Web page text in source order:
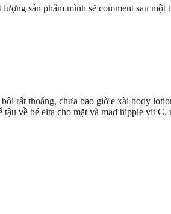
sản phẩm mình sẽ comment sau một
rất thoáng, chưa bao giờ e xài body
về bé elta cho mặt và mad hippie vit C,